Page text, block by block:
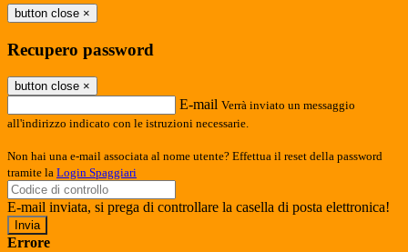
button close ×
Recupero password
button close ×
E-mail Verrà inviato un messaggio
all'indirizzo indicato con le istruzioni necessarie.
Non hai una e-mail associata al nome utente? Effettua il reset della password
tramite la Login Spaggiari
E-mail inviata, si prega di controllare la casella di posta elettronica!
Errore